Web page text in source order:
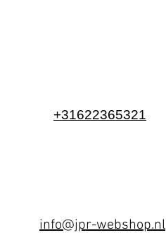
+31622365321
info@jpr-webshop.nl